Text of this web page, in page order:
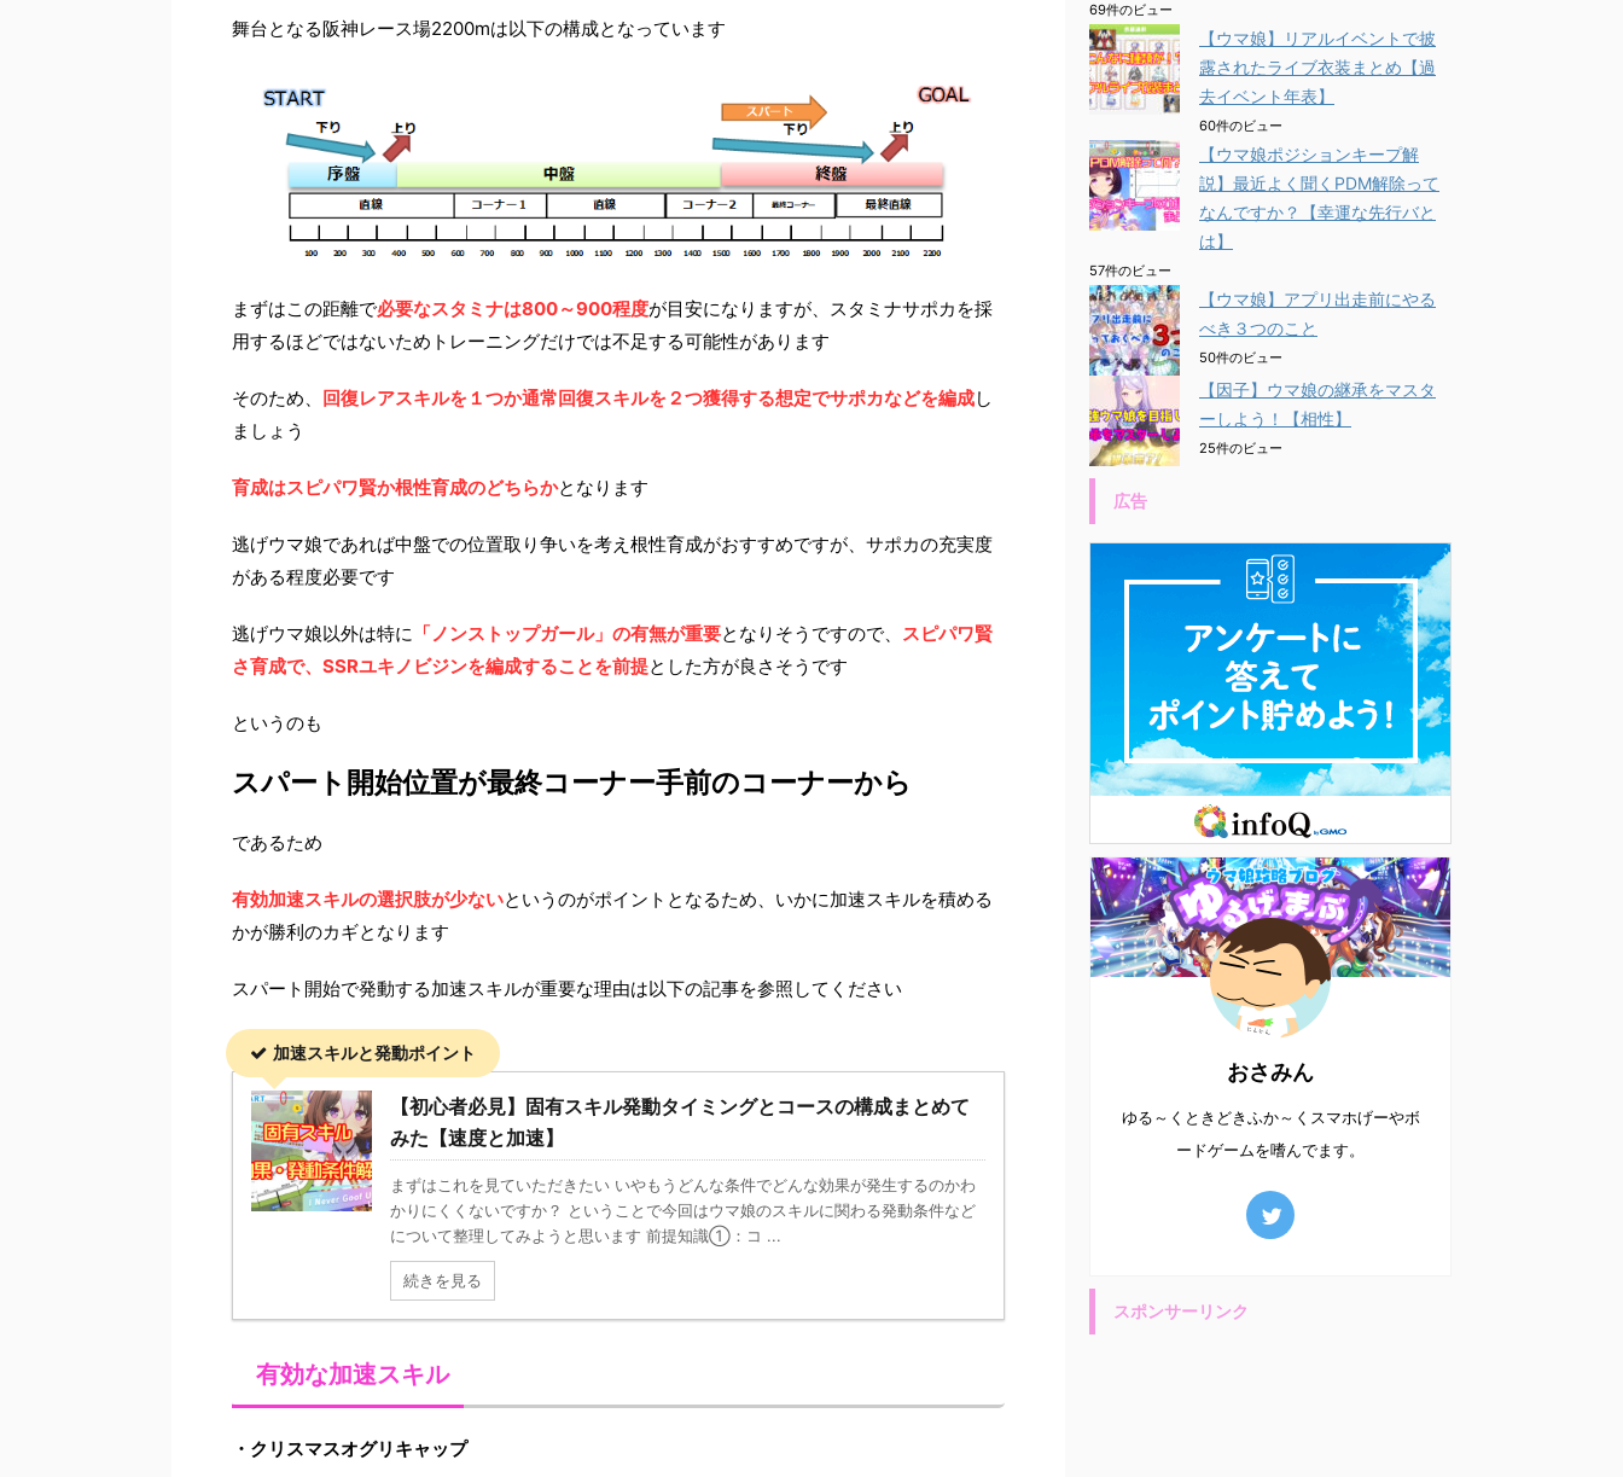
舞台となる阪神レース場2200mは以下の構成となっています
まずはこの距離で必要なスタミナは800～900程度が目安になりますが、スタミナサポカを採
用するほどではないためトレーニングだけでは不足する可能性があります
そのため、 回復レアスキルを１つか通常回復スキルを２つ獲得する想定でサポカなどを編成し
ましょう
育成はスピパワ賢か根性育成のどちらかとなります
逃げウマ娘であれば中盤での位置取り争いを考え根性育成がおすすめですが、サポカの充実度
がある程度必要です
逃げウマ娘以外は特に 「ノンストップガール」の有無が重要となりそうですので、
スピパワ賢
さ育成で、SSRユキノビジンを編成することを前提とした方が良さそうです
というのも
スパート開始位置が最終コーナー手前のコーナーから
であるため
有効加速スキルの選択肢が少ないというのがポイントとなるため、いかに加速スキルを積める
かが勝利のカギとなります
スパート開始で発動する加速スキルが重要な理由は以下の記事を参照してください
加速スキルと発動ポイント
【初心者必見】固有スキル発動タイミングとコースの構成まとめて
みた【速度と加速】
まずはこれを見ていただきたい いやもうどんな条件でどんな効果が発生するのかわ
かりにくくないですか？ ということで今回はウマ娘のスキルに関わる発動条件など
について整理してみようと思います 前提知識①：コ ...
続きを見る
有効な加速スキル
・クリスマスオグリキャップ
69件のビュー
【ウマ娘】リアルイベントで披
露されたライブ衣装まとめ【過
去イベント年表】
60件のビュー
【ウマ娘ポジションキープ解
説】最近よく聞くPDM解除って
なんですか？【幸運な先行バと
は】
57件のビュー
【ウマ娘】アプリ出走前にやる
べき３つのこと
50件のビュー
【因子】ウマ娘の継承をマスタ
ーしよう！【相性】
25件のビュー
広告
おさみん
ゆる～くときどきふか～くスマホげーやボ
ードゲームを嗜んでます。
スポンサーリンク